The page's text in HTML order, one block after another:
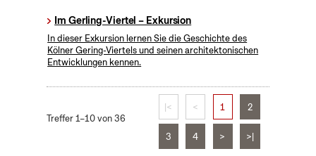
Im Gerling-Viertel – Exkursion
In dieser Exkursion lernen Sie die Geschichte des
Kölner Gering-Viertels und seinen architektonischen
Entwicklungen kennen.
Treffer 1–10 von 36
|< < 1 2
3 4 > >|